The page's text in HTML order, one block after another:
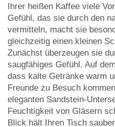
Ihrer heißen Kaffee viele
Gefühl, das sie durch den
vermitteln, macht sie
gleichzeitig einen kleinen
Zunächst überzeugen sie
saugfähiges Gefühl. Auf
dass kalte Getränke warm
Freunde zu Besuch
eleganten Sandstein-
Feuchtigkeit von Gläsern
Blick hält Ihren Tisch